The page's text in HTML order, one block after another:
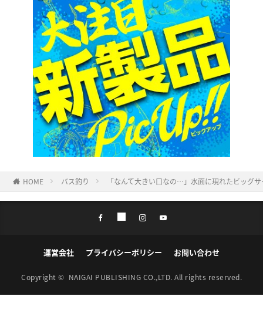
HOME バス釣り 「なんて大きい口なの…」水面に現れたビッグ
運営会社 プライバシーポリシー お問い合わせ
Copyright © NAIGAI PUBLISHING CO.,LTD. All rights reserved.